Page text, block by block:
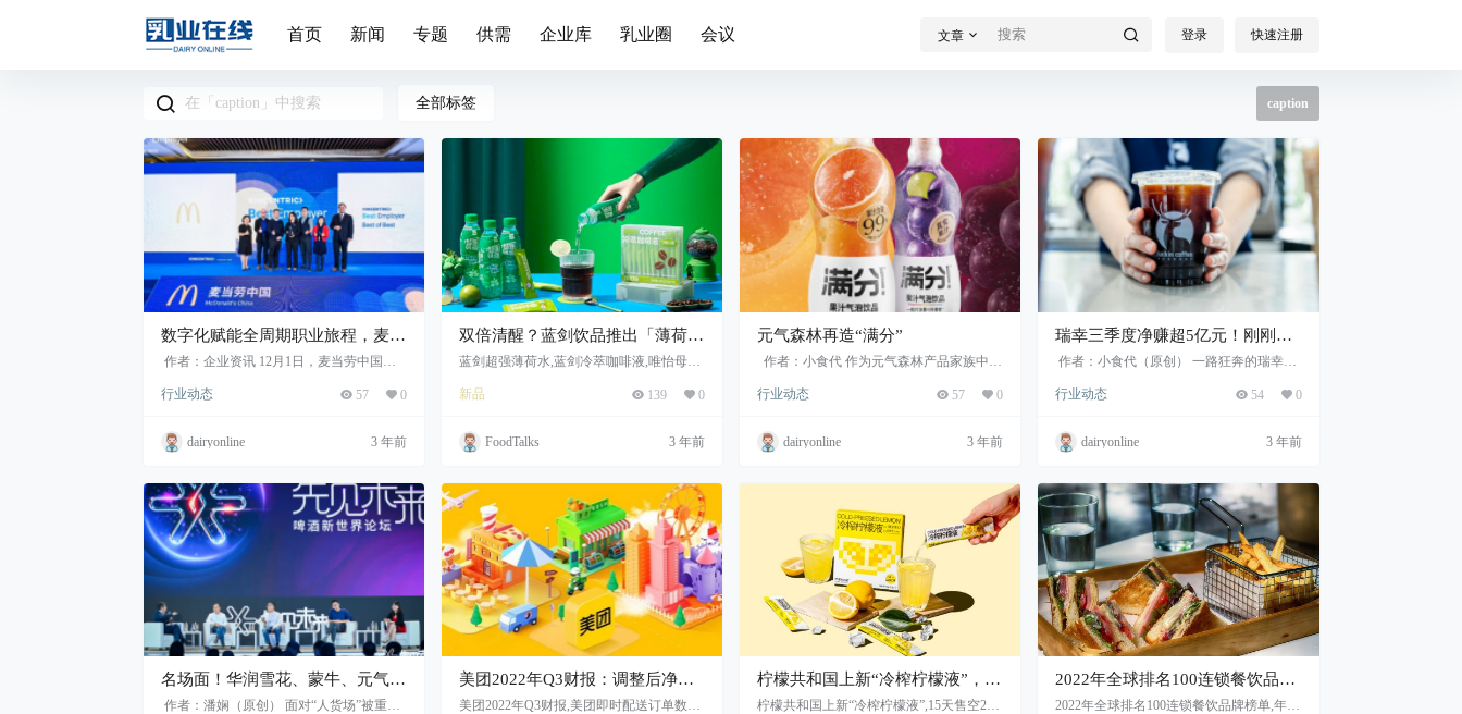
首页 新闻 专题 供需 企业库 乳业圈 会议 文章 登录 快速注册
全部标签 caption
数字化赋能全周期职业旅程，麦当
劳中国荣膺凯信睿“2022年雇主之
作者：企业资讯 12月1日，麦当劳中国第
主榜单，并首次获得“雇主之星”荣誉。该榜
行业动态 57 0
dairyonline 3 年前
双倍清醒？蓝剑饮品推出「薄荷美
式」组合装
蓝剑超强薄荷水,蓝剑冷萃咖啡液,唯怡母公
新品
139 0
FoodTalks 3 年前
元气森林再造“满分”
作者：小食代 作为元气森林产品家族中首
成了一次“变身”。 95后的小彭一直是满分
行业动态 57 0
dairyonline 3 年前
瑞幸三季度净赚超5亿元！刚刚，
CEO剧透将放开新一轮加盟名额
作者：小食代（原创） 一路狂奔的瑞幸，
800家门店的中国咖啡连锁企业报告了截至
行业动态 54 0
dairyonline 3 年前
名场面！华润雪花、蒙牛、元气森
林的“掌门人”同框了
作者：潘娴（原创） 面对“人货场”被重构
美团2022年Q3财报：调整后净利
润35亿实现扭亏为盈，美团即时配
美团2022年Q3财报,美团即时配送订单数增
柠檬共和国上新“冷榨柠檬液”，15
天售出20万袋
柠檬共和国上新“冷榨柠檬液”,15天售空20
2022年全球排名100连锁餐饮品牌
榜单揭晓！
2022年全球排名100连锁餐饮品牌榜单,年轻